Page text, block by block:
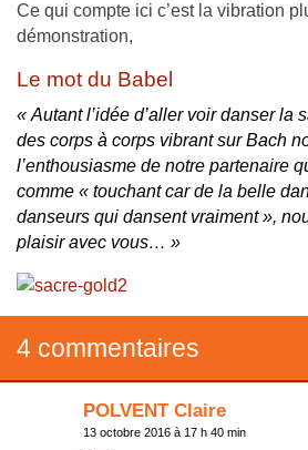
Ce qui compte ici c’est la vibration
démonstration,
Le mot du Babel
« Autant l’idée d’aller voir danser la
des corps à corps vibrant sur Bach
l’enthousiasme de notre partenaire
comme « touchant car de la belle
danseurs qui dansent vraiment »,
plaisir avec vous… »
4 commentaires
POLVENT Claire
13 octobre 2016 à 17 h 40 min